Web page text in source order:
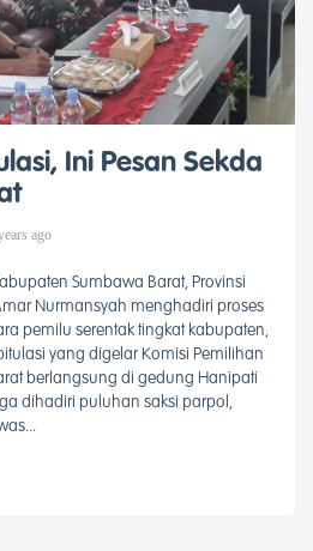
Ini Pesan Sekda
ago
Sumbawa Barat, Provinsi
Nurmansyah menghadiri proses
pemilu serentak tingkat kabupaten,
yang digelar Komisi Pemilihan
berlangsung di gedung Hanipati
dihadiri puluhan saksi parpol,